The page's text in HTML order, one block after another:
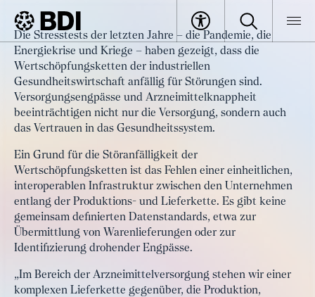
BDI Artikel
Artikel
HealthTrack-X: Ein Datenraum für
die industrielle
Gesundheitswirtschaft
Die Stresstests der letzten Jahre – die Pandemie, die
Energiekrise und Kriege – haben gezeigt, dass die
Wertschöpfungsketten der industriellen
Gesundheitswirtschaft anfällig für Störungen sind.
Versorgungsengpässe und Arzneimittelknappheit
beeinträchtigen nicht nur die Versorgung, sondern auch
das Vertrauen in das Gesundheitssystem.
Ein Grund für die Störanfälligkeit der
Wertschöpfungsketten ist das Fehlen einer einheitlichen,
interoperablen Infrastruktur zwischen den Unternehmen
entlang der Produktions- und Lieferkette. Es gibt keine
gemeinsam definierten Datenstandards, etwa zur
Übermittlung von Warenlieferungen oder zur
Identifizierung drohender Engpässe.
„Im Bereich der Arzneimittelversorgung stehen wir einer
komplexen Lieferkette gegenüber, die Produktion,